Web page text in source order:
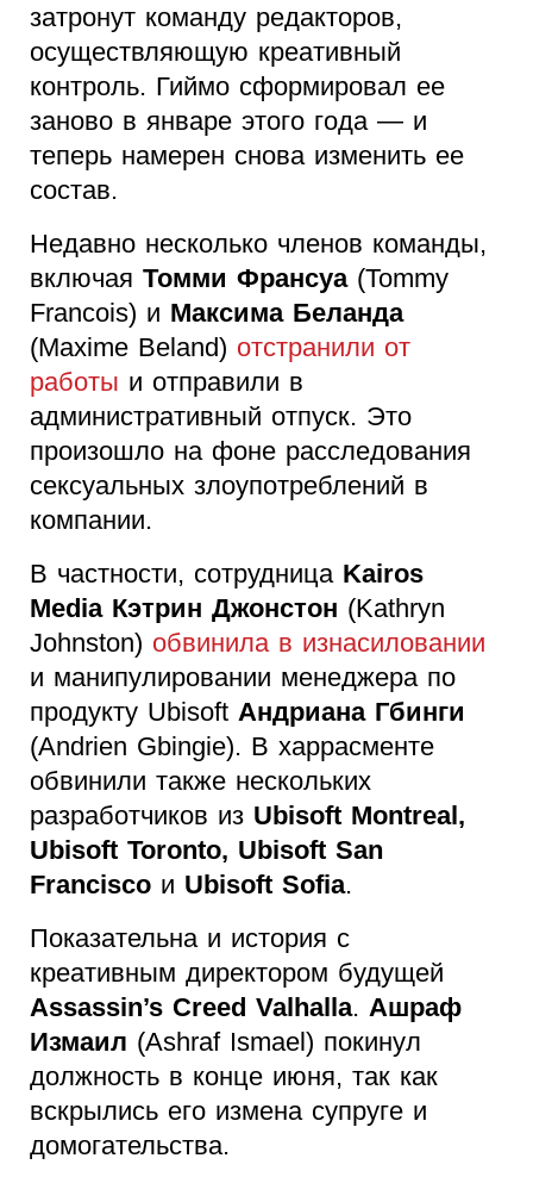
затронут команду редакторов,
осуществляющую креативный
контроль. Гиймо сформировал ее
заново в январе этого года — и
теперь намерен снова изменить ее
состав.
Недавно несколько членов команды,
включая Томми Франсуа(Tommy
Francois) и Максима Беланда
(Maxime Beland) отстранили от
работы и отправили в
административный отпуск. Это
произошло на фоне расследования
сексуальных злоупотреблений в
компании.
В частности, сотрудница Kairos
Media Кэтрин Джонстон (Kathryn
Johnston) обвинила в изнасиловании
и манипулировании менеджера по
продукту Ubisoft Андриана Гбинги
(Andrien Gbingie). В харрасменте
обвинили также нескольких
разработчиков из Ubisoft Montreal,
Ubisoft Toronto, Ubisoft San
Francisco и Ubisoft Sofia.
Показательна и история с
креативным директором будущей
Assassin’s Creed Valhalla. Ашраф
Измаил (Ashraf Ismael) покинул
должность в конце июня, так как
вскрылись его измена супруге и
домогательства.